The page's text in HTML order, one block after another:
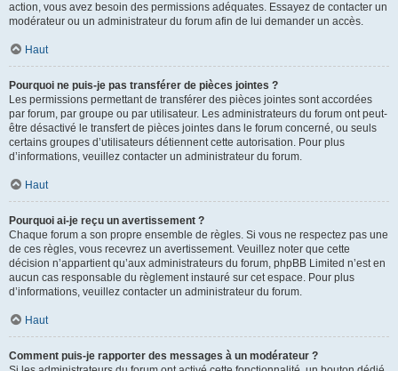
action, vous avez besoin des permissions adéquates. Essayez de contacter un
modérateur ou un administrateur du forum afin de lui demander un accès.
Haut
Pourquoi ne puis-je pas transférer de pièces jointes ?
Les permissions permettant de transférer des pièces jointes sont accordées
par forum, par groupe ou par utilisateur. Les administrateurs du forum ont peut-
être désactivé le transfert de pièces jointes dans le forum concerné, ou seuls
certains groupes d’utilisateurs détiennent cette autorisation. Pour plus
d’informations, veuillez contacter un administrateur du forum.
Haut
Pourquoi ai-je reçu un avertissement ?
Chaque forum a son propre ensemble de règles. Si vous ne respectez pas une
de ces règles, vous recevrez un avertissement. Veuillez noter que cette
décision n’appartient qu’aux administrateurs du forum, phpBB Limited n’est en
aucun cas responsable du règlement instauré sur cet espace. Pour plus
d’informations, veuillez contacter un administrateur du forum.
Haut
Comment puis-je rapporter des messages à un modérateur ?